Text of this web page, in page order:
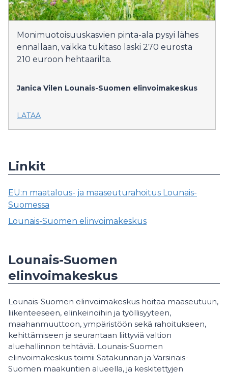
Monimuotoisuuskasvien pinta-ala pysyi lähes
ennallaan, vaikka tukitaso laski 270 eurosta
210 euroon hehtaarilta.
Janica Vilen Lounais-Suomen elinvoimakeskus
LATAA
Linkit
EU:n maatalous- ja maaseuturahoitus Lounais-
Suomessa
Lounais-Suomen elinvoimakeskus
Lounais-Suomen
elinvoimakeskus
Lounais-Suomen elinvoimakeskus hoitaa maaseutuun,
liikenteeseen, elinkeinoihin ja työllisyyteen,
maahanmuuttoon, ympäristöön sekä rahoitukseen,
kehittämiseen ja seurantaan liittyviä valtion
aluehallinnon tehtäviä. Lounais-Suomen
elinvoimakeskus toimii Satakunnan ja Varsinais-
Suomen maakuntien alueella, ja keskitettyjen